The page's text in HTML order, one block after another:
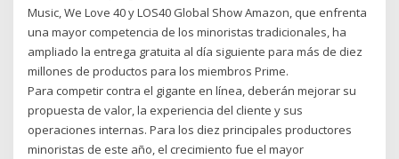
Music, We Love 40 y LOS40 Global Show Amazon, que enfrenta
una mayor competencia de los minoristas tradicionales, ha
ampliado la entrega gratuita al día siguiente para más de diez
millones de productos para los miembros Prime.
Para competir contra el gigante en línea, deberán mejorar su
propuesta de valor, la experiencia del cliente y sus
operaciones internas. Para los diez principales productores
minoristas de este año, el crecimiento fue el mayor